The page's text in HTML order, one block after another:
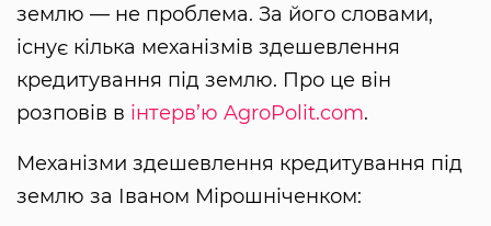
землю — не проблема. За його словами,
існує кілька механізмів здешевлення
кредитування під землю. Про це він
розповів в інтерв’ю AgroPolit.com.
Механізми здешевлення кредитування під
землю за Іваном Мірошніченком: